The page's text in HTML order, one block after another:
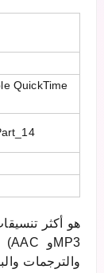
QuickTime